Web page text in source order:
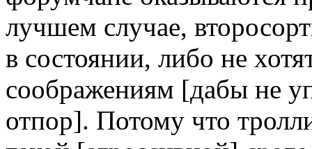
лучшем случае,
в состоянии, либо не
соображениям [дабы не
отпор]. Потому что